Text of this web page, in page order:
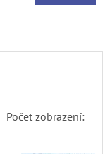
Počet zobrazení: